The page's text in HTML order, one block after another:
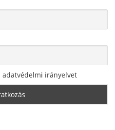
adatvédelmi irányelvet